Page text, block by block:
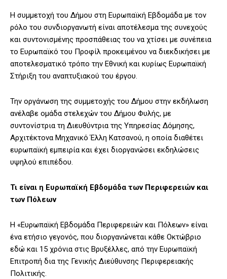
Η συμμετοχή του Δήμου στη Ευρωπαϊκή Εβδομάδα με τον
ρόλο του συνδιοργανωτή είναι αποτέλεσμα της συνεχούς
και συντονισμένης προσπάθειας του να χτίσει με συνέπεια
το Ευρωπαϊκό του Προφίλ προκειμένου να διεκδικήσει με
αποτελεσματικό τρόπο την Εθνική και κυρίως Ευρωπαϊκή
Στήριξη του αναπτυξιακού του έργου.
Την οργάνωση της συμμετοχής του Δήμου στην εκδήλωση
ανέλαβε ομάδα στελεχών του Δήμου Φυλής, με
συντονίστρια τη Διευθύντρια της Υπηρεσίας Δόμησης,
Αρχιτέκτονα Μηχανικό Έλλη Κατσανού, η οποία διαθέτει
ευρωπαϊκή εμπειρία και έχει διοργανώσει εκδηλώσεις
υψηλού επιπέδου.
Τι είναι η Ευρωπαϊκή Εβδομάδα των Περιφερειών και
των Πόλεων
Η «Ευρωπαϊκή Εβδομάδα Περιφερειών και Πόλεων» είναι
ένα ετήσιο γεγονός, που διοργανώνεται κάθε Οκτώβριο
εδώ και 15 χρόνια στις Βρυξέλλες, από την Ευρωπαϊκή
Επιτροπή δια της Γενικής Διεύθυνσης Περιφερειακής
Πολιτικής.